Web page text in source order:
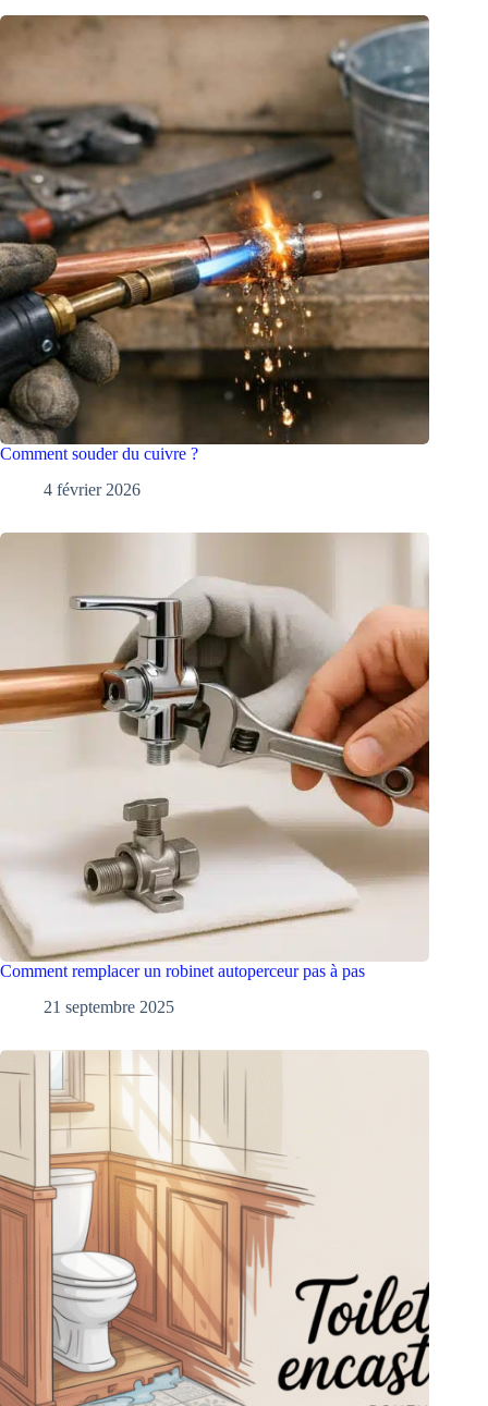
Comment souder du cuivre ?
4 février 2026
Comment remplacer un robinet autoperceur pas à pas
21 septembre 2025